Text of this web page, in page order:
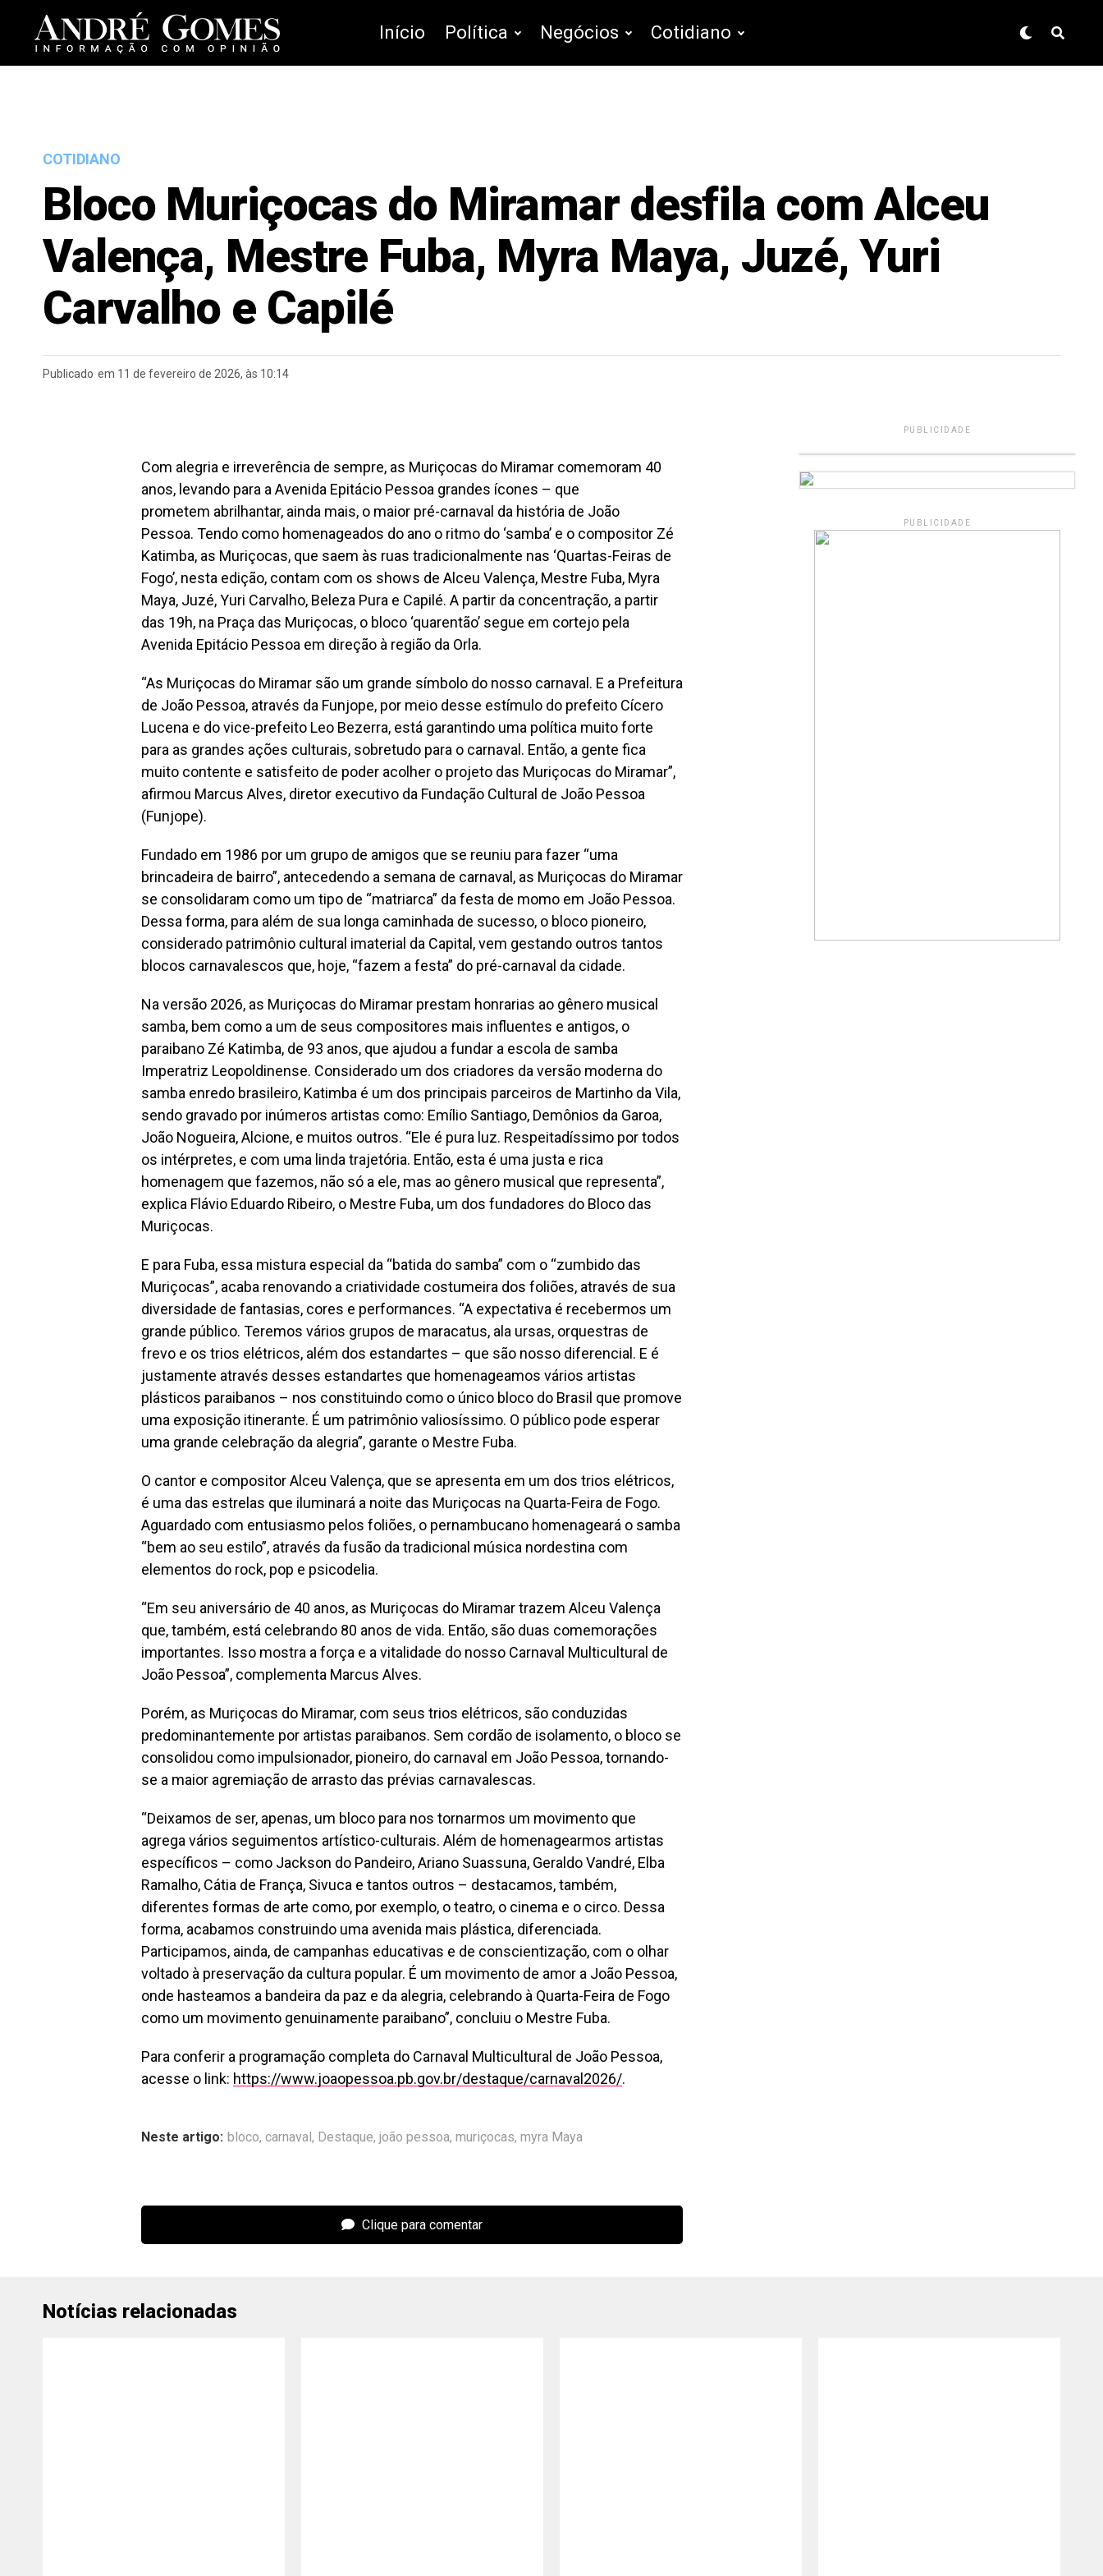
Início Política Negócios Cotidiano
COTIDIANO
Bloco Muriçocas do Miramar desfila com Alceu
Valença, Mestre Fuba, Myra Maya, Juzé, Yuri
Carvalho e Capilé
Publicado em 11 de fevereiro de 2026, às 10:14
Com alegria e irreverência de sempre, as Muriçocas do Miramar comemoram 40
anos, levando para a Avenida Epitácio Pessoa grandes ícones – que
prometem abrilhantar, ainda mais, o maior pré-carnaval da história de João
Pessoa. Tendo como homenageados do ano o ritmo do ‘samba’ e o compositor Zé
Katimba, as Muriçocas, que saem às ruas tradicionalmente nas ‘Quartas-Feiras de
Fogo’, nesta edição, contam com os shows de Alceu Valença, Mestre Fuba, Myra
Maya, Juzé, Yuri Carvalho, Beleza Pura e Capilé. A partir da concentração, a partir
das 19h, na Praça das Muriçocas, o bloco ‘quarentão’ segue em cortejo pela
Avenida Epitácio Pessoa em direção à região da Orla.
“As Muriçocas do Miramar são um grande símbolo do nosso carnaval. E a Prefeitura
de João Pessoa, através da Funjope, por meio desse estímulo do prefeito Cícero
Lucena e do vice-prefeito Leo Bezerra, está garantindo uma política muito forte
para as grandes ações culturais, sobretudo para o carnaval. Então, a gente fica
muito contente e satisfeito de poder acolher o projeto das Muriçocas do Miramar”,
afirmou Marcus Alves, diretor executivo da Fundação Cultural de João Pessoa
(Funjope).
Fundado em 1986 por um grupo de amigos que se reuniu para fazer “uma
brincadeira de bairro”, antecedendo a semana de carnaval, as Muriçocas do Miramar
se consolidaram como um tipo de “matriarca” da festa de momo em João Pessoa.
Dessa forma, para além de sua longa caminhada de sucesso, o bloco pioneiro,
considerado patrimônio cultural imaterial da Capital, vem gestando outros tantos
blocos carnavalescos que, hoje, “fazem a festa” do pré-carnaval da cidade.
Na versão 2026, as Muriçocas do Miramar prestam honrarias ao gênero musical
samba, bem como a um de seus compositores mais influentes e antigos, o
paraibano Zé Katimba, de 93 anos, que ajudou a fundar a escola de samba
Imperatriz Leopoldinense. Considerado um dos criadores da versão moderna do
samba enredo brasileiro, Katimba é um dos principais parceiros de Martinho da Vila,
sendo gravado por inúmeros artistas como: Emílio Santiago, Demônios da Garoa,
João Nogueira, Alcione, e muitos outros. “Ele é pura luz. Respeitadíssimo por todos
os intérpretes, e com uma linda trajetória. Então, esta é uma justa e rica
homenagem que fazemos, não só a ele, mas ao gênero musical que representa”,
explica Flávio Eduardo Ribeiro, o Mestre Fuba, um dos fundadores do Bloco das
Muriçocas.
E para Fuba, essa mistura especial da “batida do samba” com o “zumbido das
Muriçocas”, acaba renovando a criatividade costumeira dos foliões, através de sua
diversidade de fantasias, cores e performances. “A expectativa é recebermos um
grande público. Teremos vários grupos de maracatus, ala ursas, orquestras de
frevo e os trios elétricos, além dos estandartes – que são nosso diferencial. E é
justamente através desses estandartes que homenageamos vários artistas
plásticos paraibanos – nos constituindo como o único bloco do Brasil que promove
uma exposição itinerante. É um patrimônio valiosíssimo. O público pode esperar
uma grande celebração da alegria”, garante o Mestre Fuba.
O cantor e compositor Alceu Valença, que se apresenta em um dos trios elétricos,
é uma das estrelas que iluminará a noite das Muriçocas na Quarta-Feira de Fogo.
Aguardado com entusiasmo pelos foliões, o pernambucano homenageará o samba
“bem ao seu estilo”, através da fusão da tradicional música nordestina com
elementos do rock, pop e psicodelia.
“Em seu aniversário de 40 anos, as Muriçocas do Miramar trazem Alceu Valença
que, também, está celebrando 80 anos de vida. Então, são duas comemorações
importantes. Isso mostra a força e a vitalidade do nosso Carnaval Multicultural de
João Pessoa”, complementa Marcus Alves.
Porém, as Muriçocas do Miramar, com seus trios elétricos, são conduzidas
predominantemente por artistas paraibanos. Sem cordão de isolamento, o bloco se
consolidou como impulsionador, pioneiro, do carnaval em João Pessoa, tornando-
se a maior agremiação de arrasto das prévias carnavalescas.
“Deixamos de ser, apenas, um bloco para nos tornarmos um movimento que
agrega vários seguimentos artístico-culturais. Além de homenagearmos artistas
específicos – como Jackson do Pandeiro, Ariano Suassuna, Geraldo Vandré, Elba
Ramalho, Cátia de França, Sivuca e tantos outros – destacamos, também,
diferentes formas de arte como, por exemplo, o teatro, o cinema e o circo. Dessa
forma, acabamos construindo uma avenida mais plástica, diferenciada.
Participamos, ainda, de campanhas educativas e de conscientização, com o olhar
voltado à preservação da cultura popular. É um movimento de amor a João Pessoa,
onde hasteamos a bandeira da paz e da alegria, celebrando à Quarta-Feira de Fogo
como um movimento genuinamente paraibano”, concluiu o Mestre Fuba.
Para conferir a programação completa do Carnaval Multicultural de João Pessoa,
acesse o link: https://www.joaopessoa.pb.gov.br/destaque/carnaval2026/.
Neste artigo: bloco, carnaval, Destaque, joão pessoa, muriçocas, myra Maya
Clique para comentar
PUBLICIDADE
PUBLICIDADE
Notícias relacionadas